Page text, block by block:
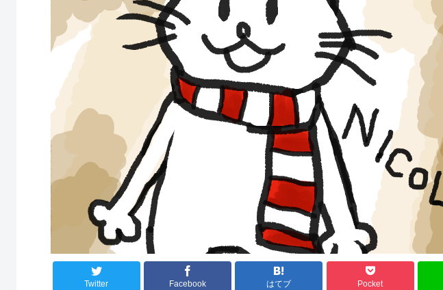
Twitter Facebook はてブ Pocket